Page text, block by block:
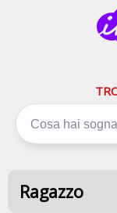
inSogno.com
I sogni
Ragazzo